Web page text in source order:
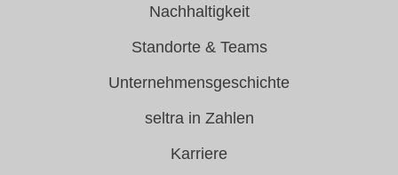
Nachhaltigkeit
Standorte & Teams
Unternehmensgeschichte
seltra in Zahlen
Karriere